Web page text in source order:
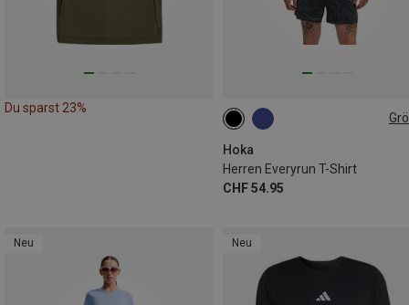
Du sparst 23%
Hoka
Herren Everyrun T-Shirt
CHF 54.95
S M
Neu Neu